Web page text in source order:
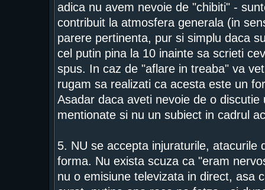
adica nu avem nevoie de "chibiti" -
contribuit la atmosfera generala (in
parere pertinenta, pur si simplu daca
cel putin pina la 10 inainte sa scrieti
spus. In caz de "aflare in treaba" va
rugam sa realizati ca acesta este un
Asadar daca aveti nevoie de o
mentionate si nu un subiect in cadrul
5. NU se accepta injuraturile,
forma. Nu exista scuza ca "eram
nu o emisiune televizata in direct, asa